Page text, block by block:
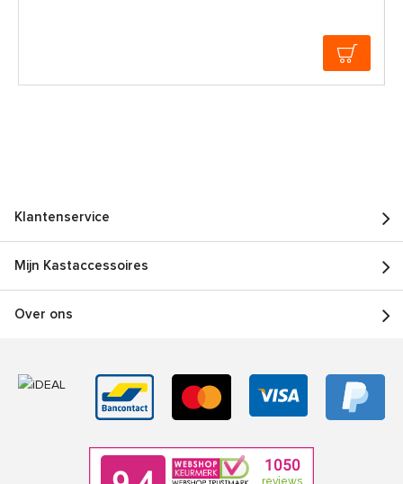
Klantenservice
Mijn Kastaccessoires
Over ons